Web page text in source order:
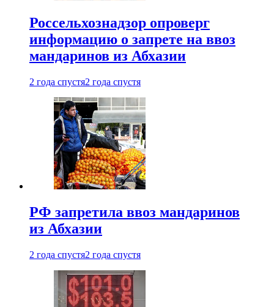
Россельхознадзор опроверг
информацию о запрете на ввоз
мандаринов из Абхазии
2 года спустя2 года спустя
РФ запретила ввоз мандаринов
из Абхазии
2 года спустя2 года спустя